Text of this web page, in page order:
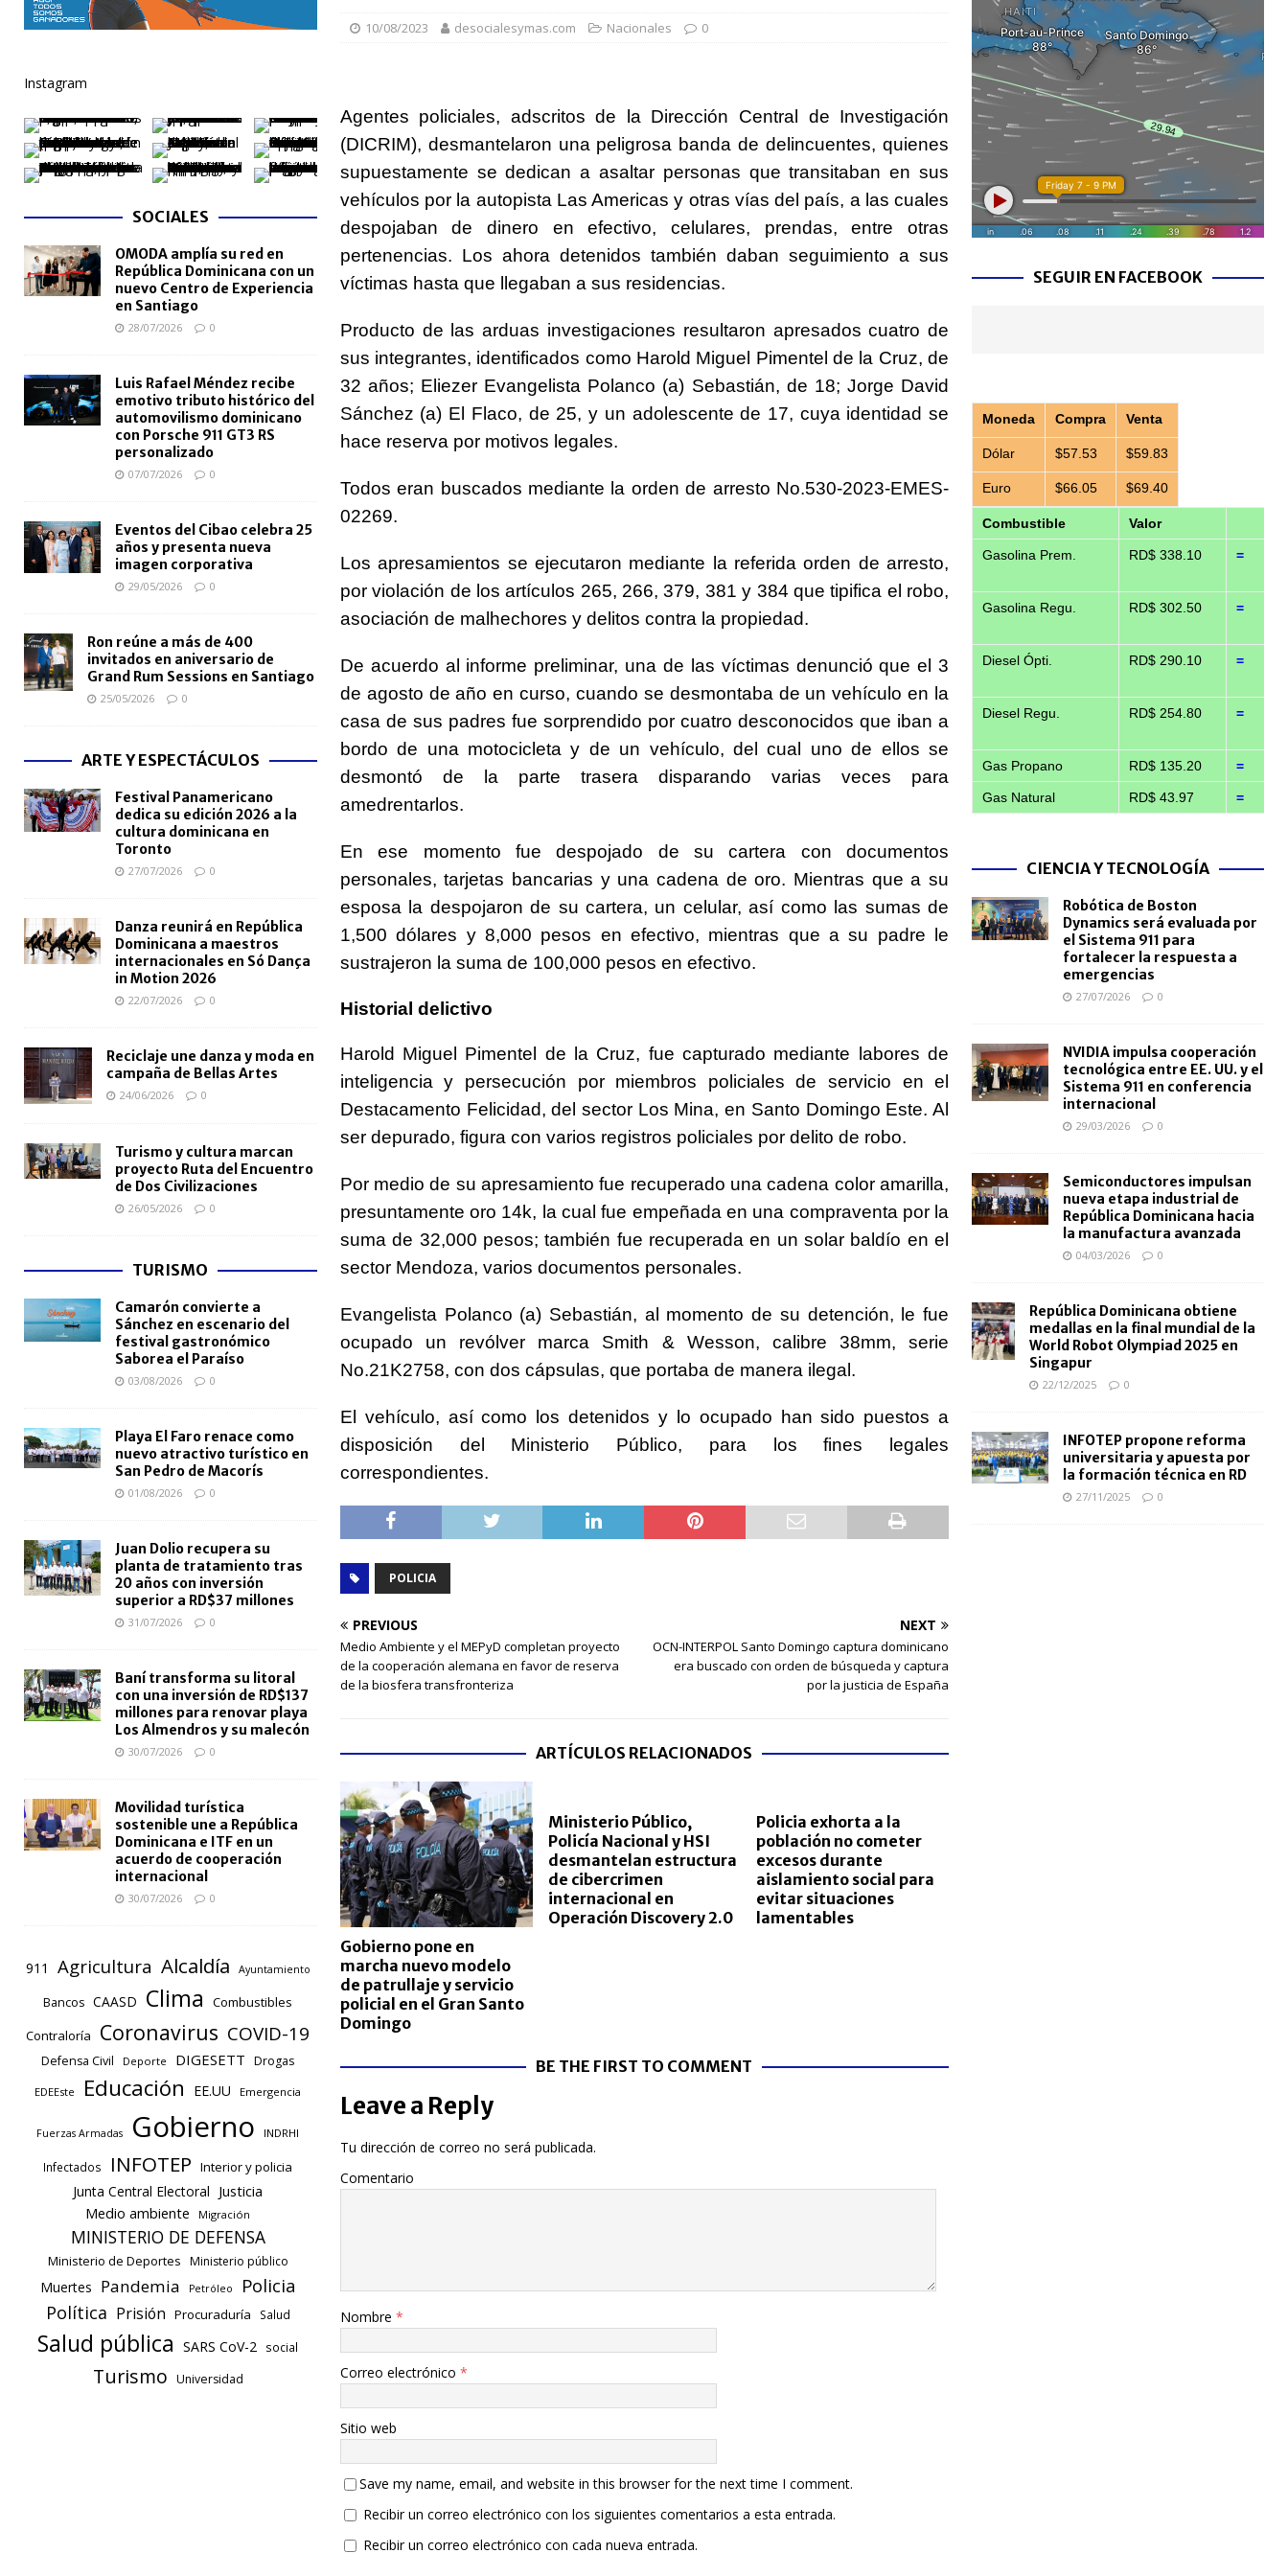
[ 06/08/2026 ]
Becas internacionales benefician a 1,500 jóvenes dominicanos para estudiar maestrías y doctorados en el
nacional
NACIONALES
[ 05/08/2026 ]
Lactancia materna fortalece la salud del bebé y la madre, destaca Hospiten Santo Domingo
SALUD
[ 05/08/2026 ]
TRAE incorpora 29 autobuses para ampliar el transporte escolar antes del inicio del año lectivo 2026-2027
NACIONALES
[ 05/08/2026 ] Santo Domingo celebra 528 años con balance de obras urbanas y nuevos proyectos para la capital
NACIONALES
10/08/2023 desocialesymas.com Nacionales 0
Agentes policiales, adscritos de la Dirección Central de Investigación
(DICRIM), desmantelaron una peligrosa banda de delincuentes, quienes
supuestamente se dedican a asaltar personas que transitaban en sus
vehículos por la autopista Las Americas y otras vías del país, a las cuales
despojaban de dinero en efectivo, celulares, prendas, entre otras
pertenencias. Los ahora detenidos también daban seguimiento a sus
víctimas hasta que llegaban a sus residencias.
Producto de las arduas investigaciones resultaron apresados cuatro de
sus integrantes, identificados como Harold Miguel Pimentel de la Cruz, de
32 años; Eliezer Evangelista Polanco (a) Sebastián, de 18; Jorge David
Sánchez (a) El Flaco, de 25, y un adolescente de 17, cuya identidad se
hace reserva por motivos legales.
Todos eran buscados mediante la orden de arresto No.530-2023-EMES-
02269.
Los apresamientos se ejecutaron mediante la referida orden de arresto,
por violación de los artículos 265, 266, 379, 381 y 384 que tipifica el robo,
asociación de malhechores y delitos contra la propiedad.
De acuerdo al informe preliminar, una de las víctimas denunció que el 3
de agosto de año en curso, cuando se desmontaba de un vehículo en la
casa de sus padres fue sorprendido por cuatro desconocidos que iban a
bordo de una motocicleta y de un vehículo, del cual uno de ellos se
desmontó de la parte trasera disparando varias veces para
amedrentarlos.
En ese momento fue despojado de su cartera con documentos
personales, tarjetas bancarias y una cadena de oro. Mientras que a su
esposa la despojaron de su cartera, un celular, así como las sumas de
1,500 dólares y 8,000 pesos en efectivo, mientras que a su padre le
sustrajeron la suma de 100,000 pesos en efectivo.
Historial delictivo
Harold Miguel Pimentel de la Cruz, fue capturado mediante labores de
inteligencia y persecución por miembros policiales de servicio en el
Destacamento Felicidad, del sector Los Mina, en Santo Domingo Este. Al
ser depurado, figura con varios registros policiales por delito de robo.
Por medio de su apresamiento fue recuperado una cadena color amarilla,
presuntamente oro 14k, la cual fue empeñada en una compraventa por la
suma de 32,000 pesos; también fue recuperada en un solar baldío en el
sector Mendoza, varios documentos personales.
Evangelista Polanco (a) Sebastián, al momento de su detención, le fue
ocupado un revólver marca Smith & Wesson, calibre 38mm, serie
No.21K2758, con dos cápsulas, que portaba de manera ilegal.
El vehículo, así como los detenidos y lo ocupado han sido puestos a
disposición del Ministerio Público, para los fines legales
correspondientes.
POLICIA
PREVIOUS
Medio Ambiente y el MEPyD completan proyecto
de la cooperación alemana en favor de reserva
de la biosfera transfronteriza
NEXT
OCN-INTERPOL Santo Domingo captura dominicano
era buscado con orden de búsqueda y captura
por la justicia de España
ARTÍCULOS RELACIONADOS
Gobierno pone en
marcha nuevo modelo
de patrullaje y servicio
policial en el Gran Santo
Domingo
Ministerio Público,
Policía Nacional y HSI
desmantelan estructura
de cibercrimen
internacional en
Operación Discovery 2.0
Policia exhorta a la
población no cometer
excesos durante
aislamiento social para
evitar situaciones
lamentables
BE THE FIRST TO COMMENT
Leave a Reply
Tu dirección de correo no será publicada.
Comentario
Nombre *
Correo electrónico *
Sitio web
Save my name, email, and website in this browser for the next time I comment.
Recibir un correo electrónico con los siguientes comentarios a esta entrada.
Recibir un correo electrónico con cada nueva entrada.
Instagram
SOCIALES
OMODA amplía su red en
República Dominicana con un
nuevo Centro de Experiencia
en Santiago
28/07/2026 0
Luis Rafael Méndez recibe
emotivo tributo histórico del
automovilismo dominicano
con Porsche 911 GT3 RS
personalizado
07/07/2026 0
Eventos del Cibao celebra 25
años y presenta nueva
imagen corporativa
29/05/2026 0
Ron reúne a más de 400
invitados en aniversario de
Grand Rum Sessions en Santiago
25/05/2026 0
ARTE Y ESPECTÁCULOS
Festival Panamericano
dedica su edición 2026 a la
cultura dominicana en
Toronto
27/07/2026 0
Danza reunirá en República
Dominicana a maestros
internacionales en Só Dança
in Motion 2026
22/07/2026 0
Reciclaje une danza y moda en
campaña de Bellas Artes
24/06/2026 0
Turismo y cultura marcan
proyecto Ruta del Encuentro
de Dos Civilizaciones
26/05/2026 0
TURISMO
Camarón convierte a
Sánchez en escenario del
festival gastronómico
Saborea el Paraíso
03/08/2026 0
Playa El Faro renace como
nuevo atractivo turístico en
San Pedro de Macorís
01/08/2026 0
Juan Dolio recupera su
planta de tratamiento tras
20 años con inversión
superior a RD$37 millones
31/07/2026 0
Baní transforma su litoral
con una inversión de RD$137
millones para renovar playa
Los Almendros y su malecón
30/07/2026 0
Movilidad turística
sostenible une a República
Dominicana e ITF en un
acuerdo de cooperación
internacional
30/07/2026 0
911 Agricultura Alcaldía Ayuntamiento
Bancos CAASD Clima
Combustibles
Contraloría
Coronavirus COVID-19
Defensa Civil Deporte DIGESETT Drogas
EDEEste Educación EE.UU Emergencia
Fuerzas Armadas Gobierno INDRHI
Infectados INFOTEP Interior y policia
Junta Central Electoral Justicia
Medio ambiente Migración
MINISTERIO DE DEFENSA
Ministerio de Deportes Ministerio público
Muertes Pandemia Petróleo Policia
Política Prisión Procuraduría Salud
Salud pública SARS CoV-2 social
Turismo Universidad
SEGUIR EN FACEBOOK
Moneda Compra Venta
Dólar $57.53 $59.83
Euro $66.05 $69.40
Combustible Valor
Gasolina Prem. RD$ 338.10 =
Gasolina Regu. RD$ 302.50 =
Diesel Ópti. RD$ 290.10 =
Diesel Regu. RD$ 254.80 =
Gas Propano RD$ 135.20 =
Gas Natural RD$ 43.97 =
CIENCIA Y TECNOLOGÍA
Robótica de Boston
Dynamics será evaluada por
el Sistema 911 para
fortalecer la respuesta a
emergencias
27/07/2026 0
NVIDIA impulsa cooperación
tecnológica entre EE. UU. y el
Sistema 911 en conferencia
internacional
29/03/2026 0
Semiconductores impulsan
nueva etapa industrial de
República Dominicana hacia
la manufactura avanzada
04/03/2026 0
República Dominicana obtiene
medallas en la final mundial de la
World Robot Olympiad 2025 en
Singapur
22/12/2025 0
INFOTEP propone reforma
universitaria y apuesta por
la formación técnica en RD
27/11/2025 0